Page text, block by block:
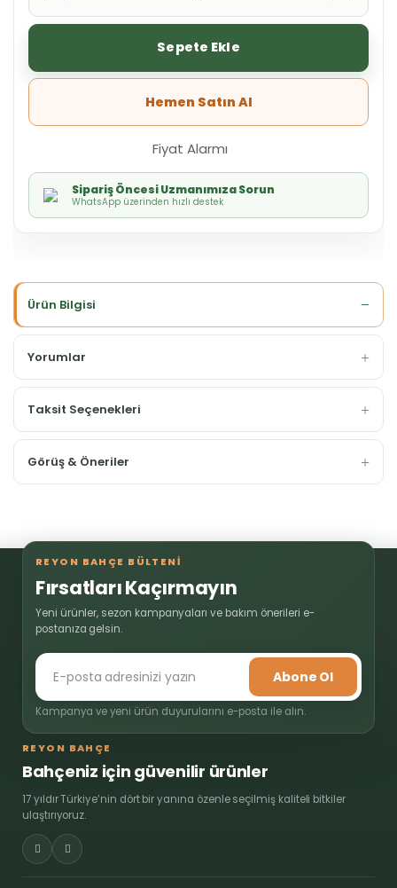
Sepete Ekle
Hemen Satın Al
Fiyat Alarmı
Sipariş Öncesi Uzmanımıza Sorun
WhatsApp üzerinden hızlı destek
Ürün Bilgisi
Yorumlar
Taksit Seçenekleri
Görüş & Öneriler
REYON BAHÇE BÜLTENİ
Fırsatları Kaçırmayın
Yeni ürünler, sezon kampanyaları ve bakım önerileri e-
postanıza gelsin.
Abone Ol
Kampanya ve yeni ürün duyurularını e-posta ile alın.
REYON BAHÇE
Bahçeniz için güvenilir ürünler
17 yıldır Türkiye’nin dört bir yanına özenle seçilmiş kaliteli bitkiler
ulaştırıyoruz.